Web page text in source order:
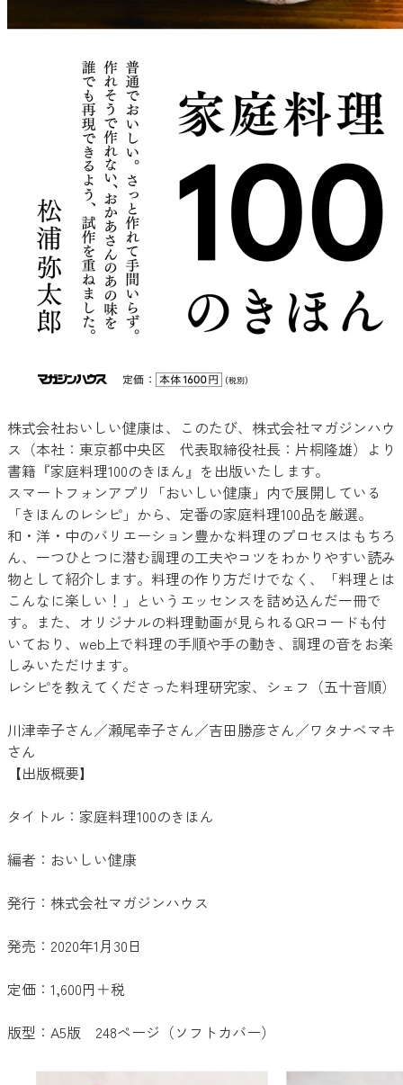
株式会社おいしい健康は、このたび、株式会社マガジンハウ
ス（本社：東京都中央区 代表取締役社長：片桐隆雄）より
書籍『家庭料理100のきほん』を出版いたします。
スマートフォンアプリ「おいしい健康」内で展開している
「きほんのレシピ」から、定番の家庭料理100品を厳選。
和・洋・中のバリエーション豊かな料理のプロセスはもちろ
ん、一つひとつに潜む調理の工夫やコツをわかりやすい読み
物として紹介します。料理の作り方だけでなく、「料理とは
こんなに楽しい！」というエッセンスを詰め込んだ一冊で
す。また、オリジナルの料理動画が見られるQRコードも付
いており、web上で料理の手順や手の動き、調理の音をお楽
しみいただけます。
レシピを教えてくださった料理研究家、シェフ（五十音順）
川津幸子さん／瀬尾幸子さん／吉田勝彦さん／ワタナベマキ
さん
【出版概要】
タイトル：家庭料理100のきほん
編者：おいしい健康
発行：株式会社マガジンハウス
発売：2020年1月30日
定価：1,600円＋税
版型：A5版 248ページ（ソフトカバー）